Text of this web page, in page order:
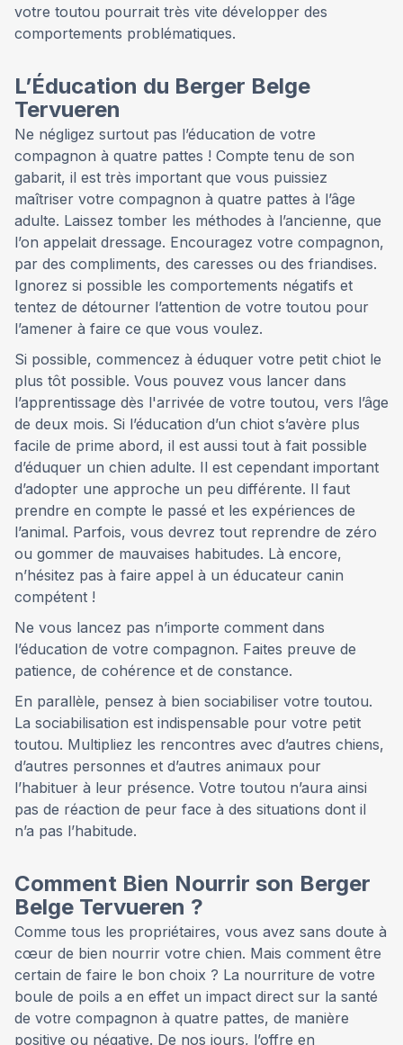
votre toutou pourrait très vite développer des
comportements problématiques.
L’Éducation du Berger Belge
Tervueren
Ne négligez surtout pas l’éducation de votre
compagnon à quatre pattes ! Compte tenu de son
gabarit, il est très important que vous puissiez
maîtriser votre compagnon à quatre pattes à l’âge
adulte. Laissez tomber les méthodes à l’ancienne, que
l’on appelait dressage. Encouragez votre compagnon,
par des compliments, des caresses ou des friandises.
Ignorez si possible les comportements négatifs et
tentez de détourner l’attention de votre toutou pour
l’amener à faire ce que vous voulez.
Si possible, commencez à éduquer votre petit chiot le
plus tôt possible. Vous pouvez vous lancer dans
l’apprentissage dès l'arrivée de votre toutou, vers l’âge
de deux mois. Si l’éducation d’un chiot s’avère plus
facile de prime abord, il est aussi tout à fait possible
d’éduquer un chien adulte. Il est cependant important
d’adopter une approche un peu différente. Il faut
prendre en compte le passé et les expériences de
l’animal. Parfois, vous devrez tout reprendre de zéro
ou gommer de mauvaises habitudes. Là encore,
n’hésitez pas à faire appel à un éducateur canin
compétent !
Ne vous lancez pas n’importe comment dans
l’éducation de votre compagnon. Faites preuve de
patience, de cohérence et de constance.
En parallèle, pensez à bien sociabiliser votre toutou.
La sociabilisation est indispensable pour votre petit
toutou. Multipliez les rencontres avec d’autres chiens,
d’autres personnes et d’autres animaux pour
l’habituer à leur présence. Votre toutou n’aura ainsi
pas de réaction de peur face à des situations dont il
n’a pas l’habitude.
Comment Bien Nourrir son Berger
Belge Tervueren ?
Comme tous les propriétaires, vous avez sans doute à
cœur de bien nourrir votre chien. Mais comment être
certain de faire le bon choix ? La nourriture de votre
boule de poils a en effet un impact direct sur la santé
de votre compagnon à quatre pattes, de manière
positive ou négative. De nos jours, l’offre en